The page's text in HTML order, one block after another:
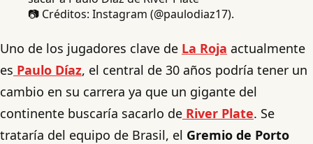
📷 Créditos: Instagram (@paulodiaz17).
Uno de los jugadores clave de La Roja actualmente
es Paulo Díaz, el central de 30 años podría tener un
cambio en su carrera ya que un gigante del
continente buscaría sacarlo de River Plate. Se
trataría del equipo de Brasil, el Gremio de Porto